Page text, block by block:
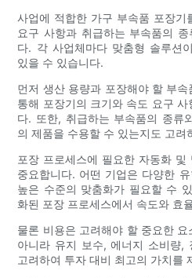
사업에 적합한 가구 부속품 포장
요구 사항과 취급하는 부속품의
다. 각 사업체마다 맞춤형 솔루션
있을 수 있습니다.
먼저 생산 용량과 포장해야 할 부
통해 포장기의 크기와 속도 요구
다. 또한, 취급하는 부속품의 종류
의 제품을 수용할 수 있는지도 고려
포장 프로세스에 필요한 자동화
중요합니다. 어떤 기업은 다양한
높은 수준의 맞춤화가 필요할 수
화된 포장 프로세스에서 속도와 효
물론 비용은 고려해야 할 중요한
아니라 유지 보수, 에너지 소비량,
고려하여 투자 대비 최고의 가치를